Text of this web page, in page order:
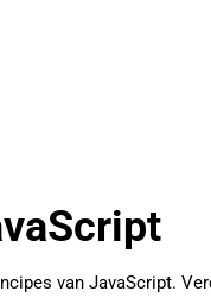
van JavaScript.